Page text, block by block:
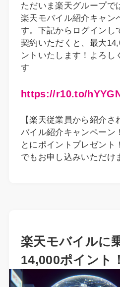
ただいま楽天グループで
楽天モバイル紹介キャン
す。下記からログインし
契約いただくと、最大
ントいたします！よろし
す
https://r10.to/
【楽天従業員から紹介
バイル紹介キャンペーン
とにポイントプレゼント
でもお申し込みいただけ
楽天モバイルに
14,000ポイント！